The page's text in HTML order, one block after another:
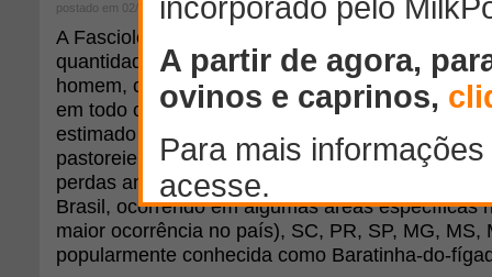
postado em 02/06/2008
A Fasciolose é uma enfermidade parasitária que
quantidade de animais, principalmente
homem, caracterizando, portanto uma zoonose
em todo o mundo. É causada pelo trematóide
estimado que mais de 250 milhões de ovinos e
pastoreiem em áreas onde o parasita esta
perdas anuais de mais de U$ 3 bilhões. Sua
Brasil, ocorrendo em algumas áreas específicas
maior ocorrência no país), SC, PR, SP, MG, MS,
popularmente conhecida como Baratinha-do-